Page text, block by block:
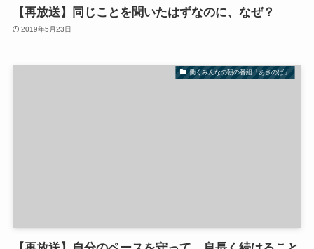
【再放送】同じことを聞いたはずなのに、なぜ？
2019年5月23日
働くみんなの朝の番組「あさのば」